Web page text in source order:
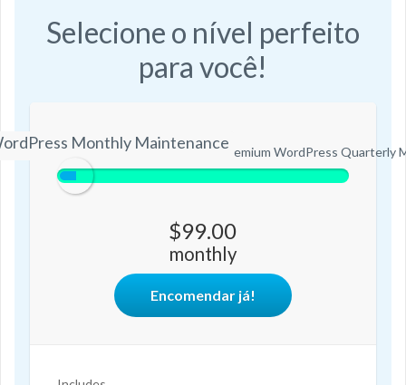
Selecione o nível perfeito
para você!
Monthly Maintenance
WordPress Monthly Maintenance Premium WordPress Quarterly
$99.00
monthly
Encomendar já!